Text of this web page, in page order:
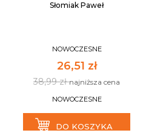
Słomiak Paweł
NOWOCZESNE
26,51 zł
38,99 złnajniższa cena
NOWOCZESNE
DO KOSZYKA